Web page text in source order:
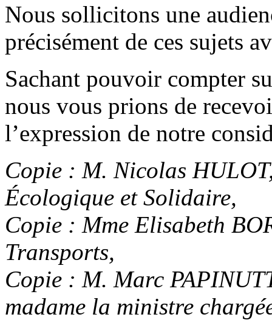
Nous sollicitons une
précisément de ces sujets
Sachant pouvoir compter
nous vous prions de
l’expression de notre
Copie : M. Nicolas
Écologique et Solidaire,
Copie : Mme Elisabeth
Transports,
Copie : M. Marc
madame la ministre